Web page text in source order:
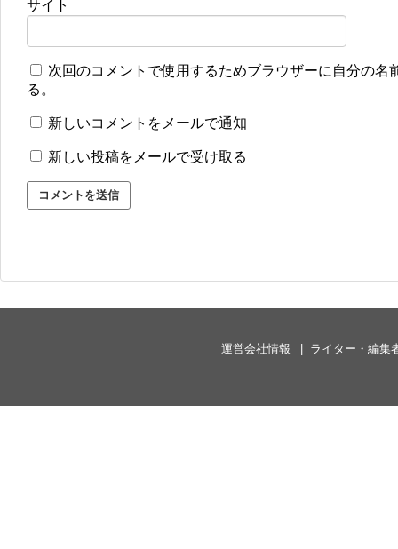
サイト
次回のコメントで使用するためブラウザーに自分の名
る。
新しいコメントをメールで通知
新しい投稿をメールで受け取る
運営会社情報 ライター・編集